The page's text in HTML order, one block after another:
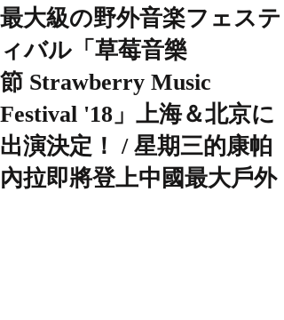
最大級の野外音楽フェステ
ィバル「草莓音樂
節 Strawberry Music
Festival '18」上海＆北京に
出演決定！ / 星期三的康帕
內拉即將登上中國最大戶外